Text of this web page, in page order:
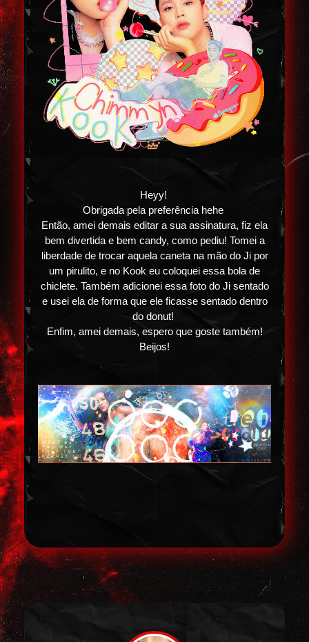
Heyy!
Obrigada pela preferência hehe
Então, amei demais editar a sua assinatura, fiz ela
bem divertida e bem candy, como pediu! Tomei a
liberdade de trocar aquela caneta na mão do Ji por
um pirulito, e no Kook eu coloquei essa bola de
chiclete. Também adicionei essa foto do Ji sentado
e usei ela de forma que ele ficasse sentado dentro
do donut!
Enfim, amei demais, espero que goste também!
Beijos!